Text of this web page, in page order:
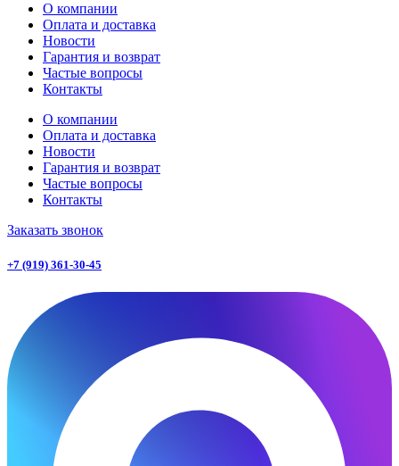
О компании
Оплата и доставка
Новости
Гарантия и возврат
Частые вопросы
Контакты
О компании
Оплата и доставка
Новости
Гарантия и возврат
Частые вопросы
Контакты
Заказать звонок
+7 (919) 361-30-45